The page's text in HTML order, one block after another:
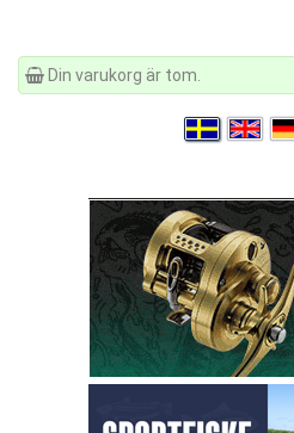
Din varukorg är tom.